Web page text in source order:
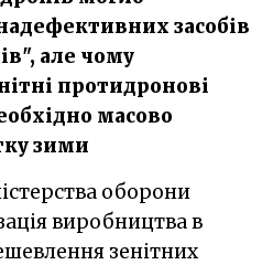
засобів
але чому
протидронові
масово
зими
виробництва в
зенітних